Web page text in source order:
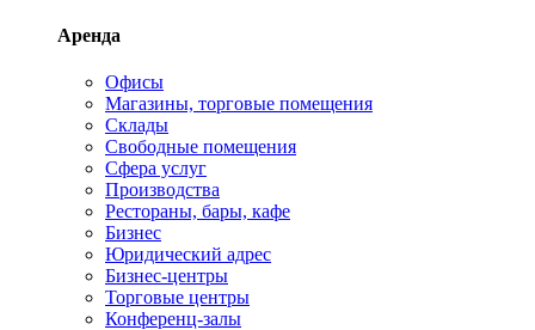
Аренда
Офисы
Магазины, торговые помещения
Склады
Свободные помещения
Сфера услуг
Производства
Рестораны, бары, кафе
Бизнес
Юридический адрес
Бизнес-центры
Торговые центры
Конференц-залы